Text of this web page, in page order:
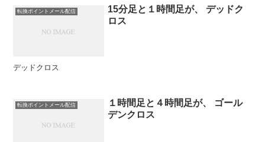
転換ポイントメール配信
15分足と１時間足が、 デッドク
ロス
デッドクロス
転換ポイントメール配信
１時間足と４時間足が、 ゴール
デンクロス